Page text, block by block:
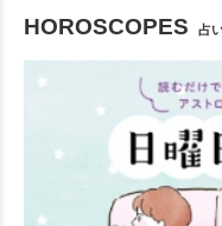
HOROSCOPES 占